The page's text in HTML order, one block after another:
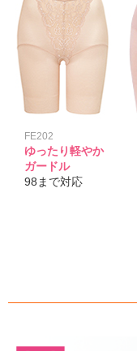
FE202
ゆったり軽やか
ガードル
98まで対応